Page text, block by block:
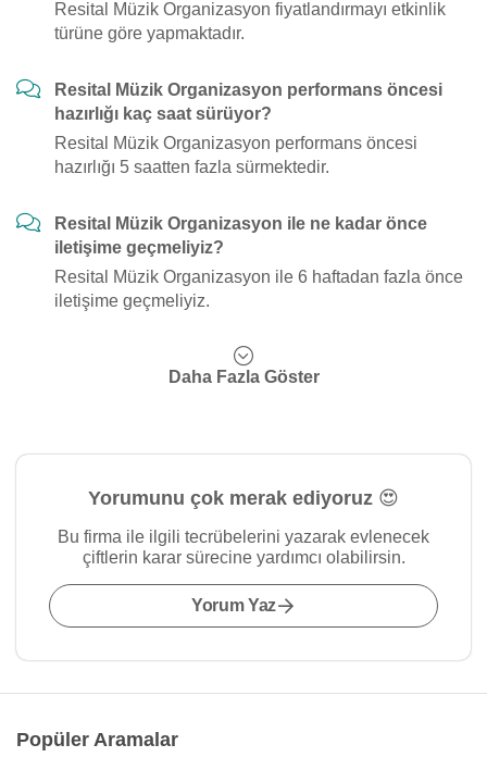
Resital Müzik Organizasyon fiyatlandırmayı etkinlik
türüne göre yapmaktadır.
Resital Müzik Organizasyon performans öncesi
hazırlığı kaç saat sürüyor?
Resital Müzik Organizasyon performans öncesi
hazırlığı 5 saatten fazla sürmektedir.
Resital Müzik Organizasyon ile ne kadar önce
iletişime geçmeliyiz?
Resital Müzik Organizasyon ile 6 haftadan fazla önce
iletişime geçmeliyiz.
Daha Fazla Göster
Yorumunu çok merak ediyoruz 😍
Bu firma ile ilgili tecrübelerini yazarak evlenecek
çiftlerin karar sürecine yardımcı olabilirsin.
Yorum Yaz
Popüler Aramalar